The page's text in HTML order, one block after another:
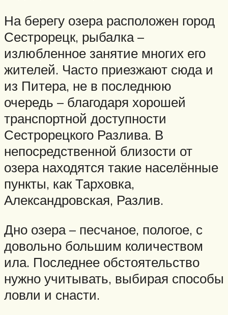
На берегу озера расположен город
Сестрорецк, рыбалка –
излюбленное занятие многих его
жителей. Часто приезжают сюда и
из Питера, не в последнюю
очередь – благодаря хорошей
транспортной доступности
Сестрорецкого Разлива. В
непосредственной близости от
озера находятся такие населённые
пункты, как Тарховка,
Александровская, Разлив.
Дно озера – песчаное, пологое, с
довольно большим количеством
ила. Последнее обстоятельство
нужно учитывать, выбирая способы
ловли и снасти.